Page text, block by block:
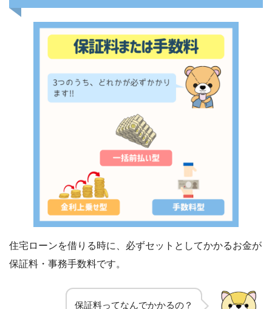
住宅ローンを借りる時に、必ずセットとしてかかるお金が
保証料・事務手数料です。
保証料ってなんでかかるの？